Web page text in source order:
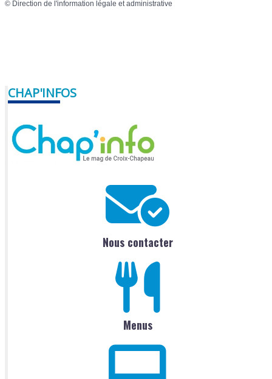
© Direction de l'information légale et administrative
CHAP'INFOS
Nous contacter
Menus